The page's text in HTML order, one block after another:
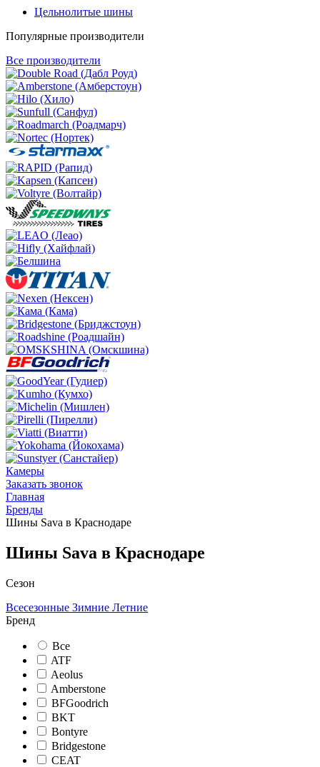
Цельнолитые шины
Популярные производители
Все производители
Камеры
Заказать звонок
Главная
Бренды
Шины Sava в Краснодаре
Шины Sava в Краснодаре
Сезон
Всесезонные Зимние Летние
Бренд
Все
ATF
Aeolus
Amberstone
BFGoodrich
BKT
Bontyre
Bridgestone
CEAT